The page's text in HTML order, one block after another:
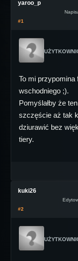
yaroo_p
#1
To mi
wschodniego ;).
Pomyślałby że
szczęście aż tak
dziurawić bez
tiery.
kuki26
#2